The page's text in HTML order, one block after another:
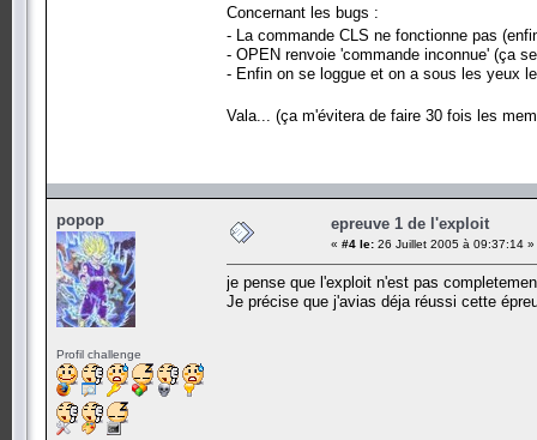
Concernant les bugs :
- La commande CLS ne fonctionne pas
- OPEN renvoie 'commande inconnue' (ça
- Enfin on se loggue et on a sous les yeux
Vala... (ça m'évitera de faire 30 fois les
popop
Profil challenge
epreuve 1 de l'exploit
« #4 le: 26 Juillet 2005 à 09:37:14 »
je pense que l'exploit n'est pas
Je précise que j'avias déja réussi cette